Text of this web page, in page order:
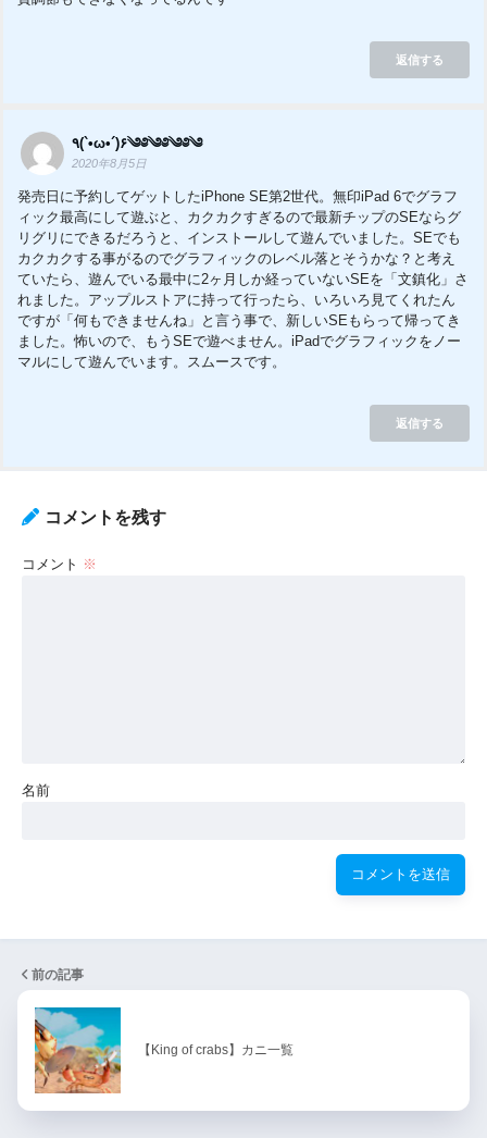
返信する
٩(`•ω•´)۶༄༅༄༅༄༅༄
2020年8月5日
発売日に予約してゲットしたiPhone SE第2世代。無印iPad 6でグラフ
ィック最高にして遊ぶと、カクカクすぎるので最新チップのSEならグ
リグリにできるだろうと、インストールして遊んでいました。SEでも
カクカクする事がるのでグラフィックのレベル落とそうかな？と考え
ていたら、遊んでいる最中に2ヶ月しか経っていないSEを「文鎮化」さ
れました。アップルストアに持って行ったら、いろいろ見てくれたん
ですが「何もできませんね」と言う事で、新しいSEもらって帰ってき
ました。怖いので、もうSEで遊べません。iPadでグラフィックをノー
マルにして遊んでいます。スムースです。
返信する
コメントを残す
コメント ※
名前
前の記事
【King of crabs】カニ一覧